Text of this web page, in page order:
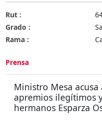
Rut :
Grado :
Rama :
Prensa
Ministro Mesa
apremios ilegí­timos
hermanos Esparza